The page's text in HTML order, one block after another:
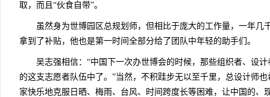
取，而且“伙食自带”。
虽然身为世博园区总规划师，但相比于庞大的工作量，一年几
拿到了补贴，他也是第一时间全部分给了团队中年轻的助手们。
吴志强相信：“中国下一次办世博会的时候，那些组织者、设计
的这支志愿者队伍中了。”当然，不积跬步无以至千里，总设计师
家快乐地克服日晒、梅雨、台风、时间跨度长等困难，让中国的、